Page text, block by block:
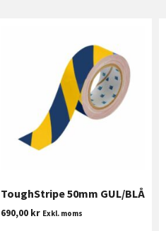
ToughStripe 50mm GUL/BLÅ
690,00 kr Exkl. moms